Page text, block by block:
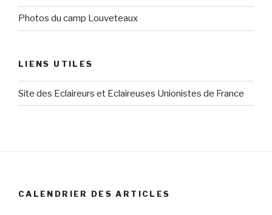
Photos du camp Louveteaux
LIENS UTILES
Site des Eclaireurs et Eclaireuses Unionistes de France
CALENDRIER DES ARTICLES